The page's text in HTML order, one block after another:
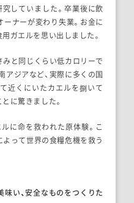
究していました。卒業後に飲
ナーが変わり失業。お金に
ガエルを思い出しました。
みと同じくらい低カロリーで
アジアなど、実際に多くの国
近くにいたカエルを捌いて
に驚きました。
に命を救われた原体験。こ
って世界の食糧危機を救う
い、安全なものをつくりた